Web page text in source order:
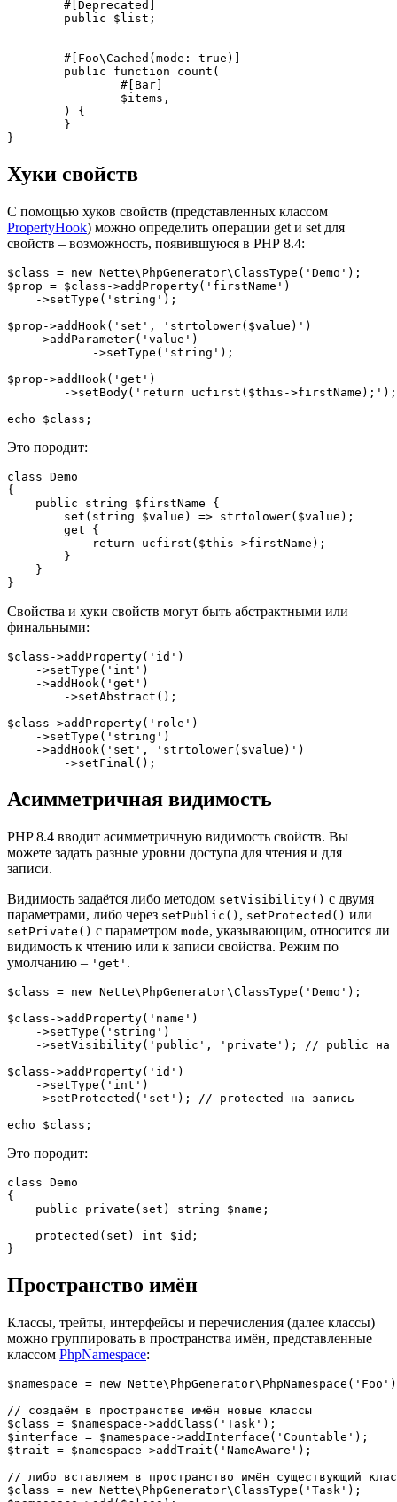
Хуки свойств
С помощью хуков свойств (представленных классом
PropertyHook) можно определить операции get и set для
свойств – возможность, появившуюся в PHP 8.4:
$class = new Nette\PhpGenerator\ClassType('Demo');
$prop = $class->addProperty('firstName')
    ->setType('string');
$prop->addHook('set', 'strtolower($value)')
    ->addParameter('value')
$prop->addHook('get')
Это породит:
class Demo
{
    public string $firstName {
        set(string $value) => strtolower($value);
        get {
            return ucfirst($this->firstName);
        }
    }
Свойства и хуки свойств могут быть абстрактными или
финальными:
$class->addProperty('id')
    ->setType('int')
    ->addHook('get')
        ->setAbstract();
$class->addProperty('role')
    ->setType('string')
    ->addHook('set', 'strtolower($value)')
Асимметричная видимость
PHP 8.4 вводит асимметричную видимость свойств. Вы
можете задать разные уровни доступа для чтения и для
записи.
Видимость задаётся либо методом setVisibility() с двумя
параметрами, либо через setPublic() , setProtected() или
setPrivate() с параметром mode, указывающим, относится ли
видимость к чтению или к записи свойства. Режим по
умолчанию – 'get' .
$class = new Nette\PhpGenerator\ClassType('Demo');
$class->addProperty('name')
    ->setType('string')
->setVisibility('public', 'private'); // public на
$class->addProperty('id')
    ->setType('int')
    ->setProtected('set'); // protected на запись
Это породит:
class Demo
{
    public private(set) string $name;
    protected(set) int $id;
Пространство имён
Классы, трейты, интерфейсы и перечисления (далее классы)
можно группировать в пространства имён, представленные
классом PhpNamespace:
$namespace = new
// создаём в пространстве имён новые классы
$class = $namespace->addClass('Task');
$interface = $namespace->addInterface('Countable');
$trait = $namespace->addTrait('NameAware');
// либо вставляем в пространство имён существующий
$class = new Nette\PhpGenerator\ClassType('Task');